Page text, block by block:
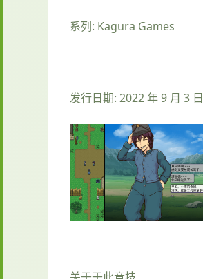
系列: Kagura Games
发行日期: 2022 年 9 月 3 日